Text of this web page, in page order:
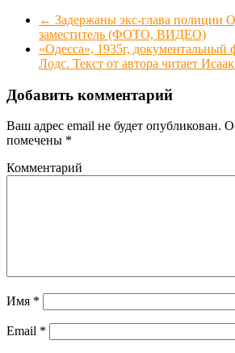
← Задержаны экс-глава полиции
заместитель (ФОТО, ВИДЕО)
«Одесса», 1935г,
Лодс. Текст от автора читает
Добавить комментарий
Ваш адрес email не будет опубликован.
помечены *
Комментарий
Имя *
Email *